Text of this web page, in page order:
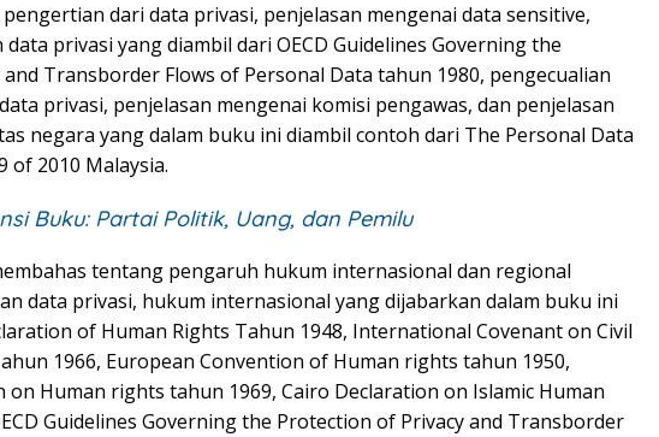
dari data privasi, penjelasan mengenai data sensitive,
privasi yang diambil dari OECD Guidelines Governing the
Transborder Flows of Personal Data tahun 1980, pengecualian
privasi, penjelasan mengenai komisi pengawas, dan penjelasan
negara yang dalam buku ini diambil contoh dari The Personal Data
of 2010 Malaysia.
Buku: Partai Politik, Uang, dan Pemilu
tentang pengaruh hukum internasional dan regional
data privasi, hukum internasional yang dijabarkan dalam buku ini
of Human Rights Tahun 1948, International Covenant on Civil
1966, European Convention of Human rights tahun 1950,
on Human rights tahun 1969, Cairo Declaration on Islamic Human
Guidelines Governing the Protection of Privacy and Transborder